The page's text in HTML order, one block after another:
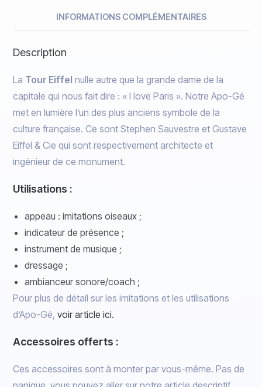
INFORMATIONS COMPLÉMENTAIRES
Description
La Tour Eiffel nulle autre que la grande dame de la
capitale qui nous fait dire : « I love Paris ». Notre Apo-Gé
met en lumière l’un des plus anciens symbole de la
culture française. Ce sont Stephen Sauvestre et Gustave
Eiffel & Cie qui sont respectivement architecte et
ingénieur de ce monument.
Utilisations :
appeau : imitations oiseaux ;
indicateur de présence ;
instrument de musique ;
dressage ;
ambianceur sonore/coach ;
Pour plus de détail sur les imitations et les utilisations
d’Apo-Gé,voir article ici.
Accessoires offerts :
Ces accessoires sont à monter par vous-même. Pas de